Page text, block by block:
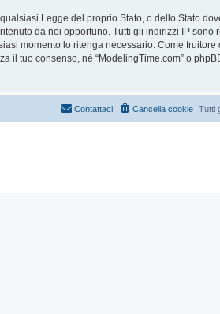
Legge del proprio Stato, o dello Stato
da noi opportuno. Tutti gli indirizzi IP sono
momento lo ritenga necessario. Come fruitore
il tuo consenso, né “ModelingTime.com” o
Tutti
Cancella cookie
Contattaci